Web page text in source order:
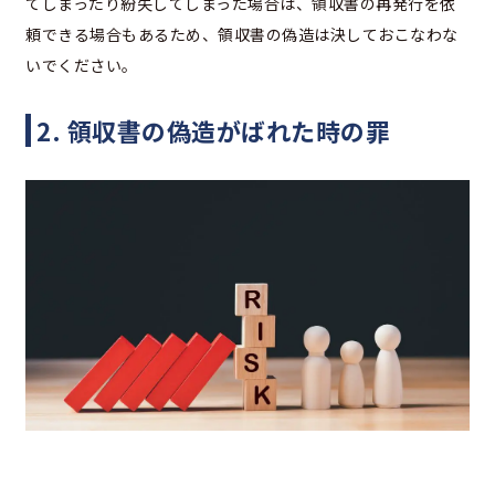
頼できる場合もあるため、領収書の偽造は決しておこなわな
いでください。
2. 領収書の偽造がばれた時の罪